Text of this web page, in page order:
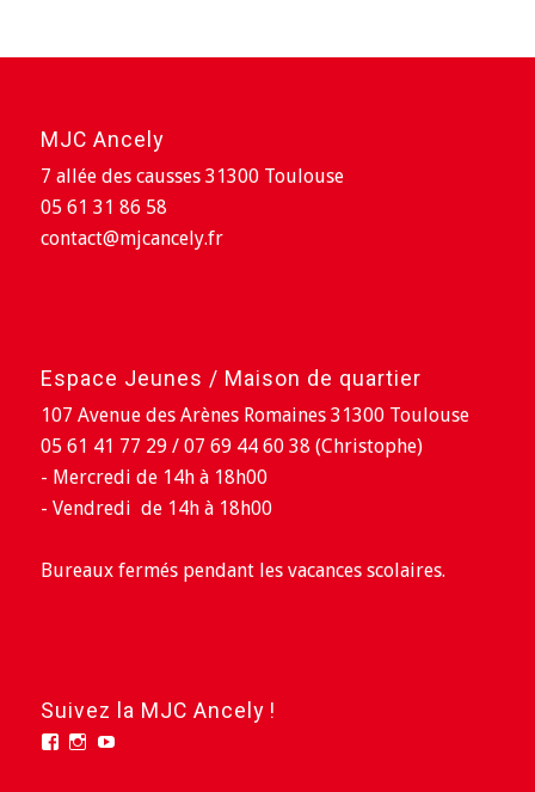
MJC Ancely
7 allée des causses 31300 Toulouse
05 61 31 86 58
contact@mjcancely.fr
Espace Jeunes / Maison de quartier
107 Avenue des Arènes Romaines 31300 Toulouse
05 61 41 77 29 / 07 69 44 60 38 (Christophe)
- Mercredi de 14h à 18h00
- Vendredi de 14h à 18h00
Bureaux fermés pendant les vacances scolaires.
Suivez la MJC Ancely !
FacebookInstagram
YouTube